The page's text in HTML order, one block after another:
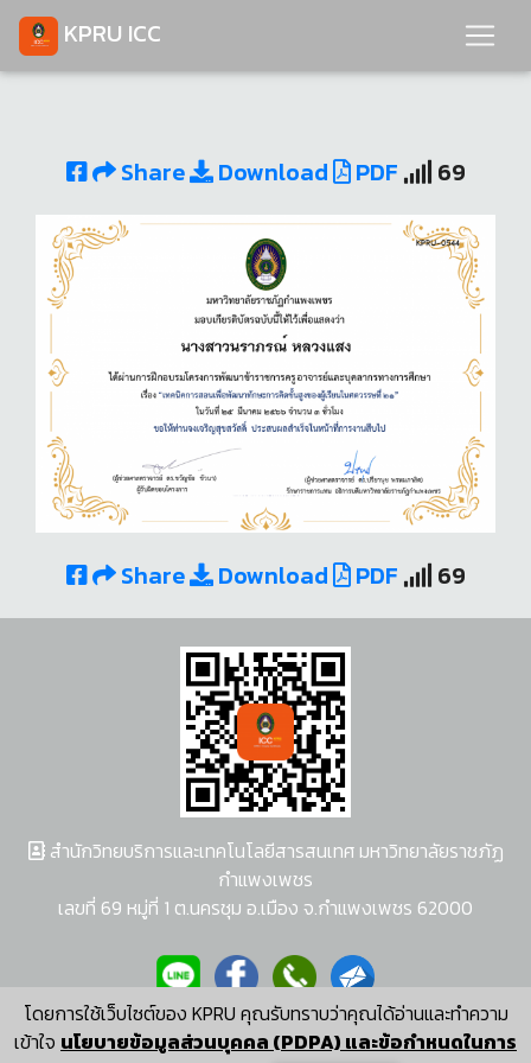
KPRU ICC
Share Download PDF 69
Share Download PDF 69
โดยการใช้เว็บไซต์ของ KPRU คุณรับทราบว่าคุณได้อ่านและทำความ
เข้าใจ นโยบายข้อมูลส่วนบุคคล (PDPA) และข้อกำหนดในการ
สำนักวิทยบริการและเทคโนโลยีสารสนเทศ มหาวิทยาลัยราชภัฏ
กำแพงเพชร
เลขที่ 69 หมู่ที่ 1 ต.นครชุม อ.เมือง จ.กำแพงเพชร 62000
ผู้พัฒนาระบบ อนุชา พวงผกา